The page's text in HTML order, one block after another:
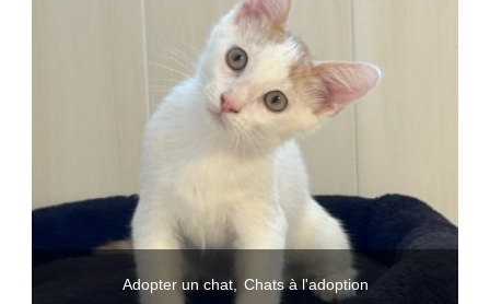
Adopter un chat Chats à l'adoption